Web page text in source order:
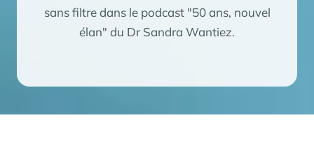
sans filtre dans le podcast "50 ans, nouvel
élan" du Dr Sandra Wantiez.